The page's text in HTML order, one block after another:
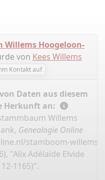
Hoogeloon-
von Kees Willems
Kontakt auf
Daten aus diesem
Herkunft an:
Willems
Genealogie Online
stamboom-willems-
"Alix Adélaïde Elvide
1165)".